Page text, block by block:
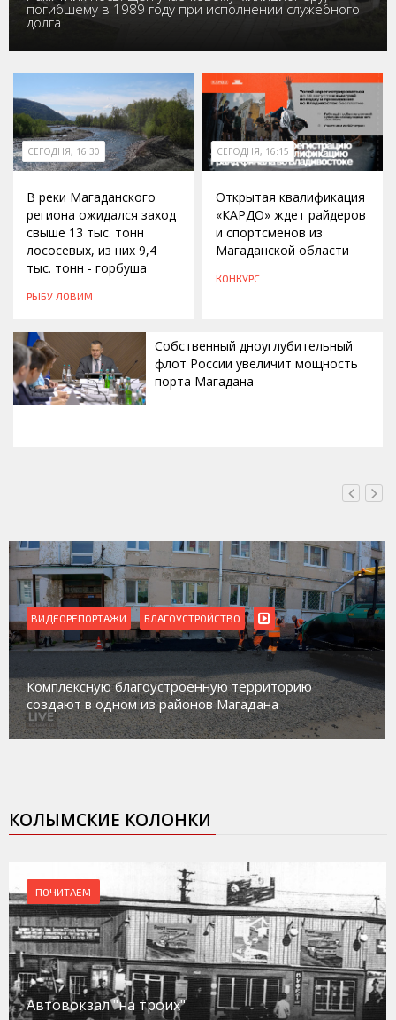
погибшему в 1989 году при исполнении служебного
долга
СЕГОДНЯ, 16:30
В реки Магаданского
региона ожидался заход
свыше 13 тыс. тонн
лососевых, из них 9,4
тыс. тонн - горбуша
РЫБУ ЛОВИМ
СЕГОДНЯ, 16:15
Открытая квалификация
«КАРДО» ждет райдеров
и спортсменов из
Магаданской области
КОНКУРС
Собственный дноуглубительный
флот России увеличит мощность
порта Магадана
ВИДЕОРЕПОРТАЖИ
Магадан присоединился к пилотному
работе с несовершеннолетними из групп
социального риска «Переправа»
КОЛЫМСКИЕ КОЛОНКИ
ПОЧИТАЕМ
Автовокзал "на троих"